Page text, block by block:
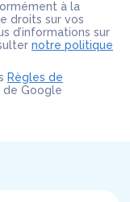
à la
droits sur vos
d’informations sur
notre politique
Règles de
de Google